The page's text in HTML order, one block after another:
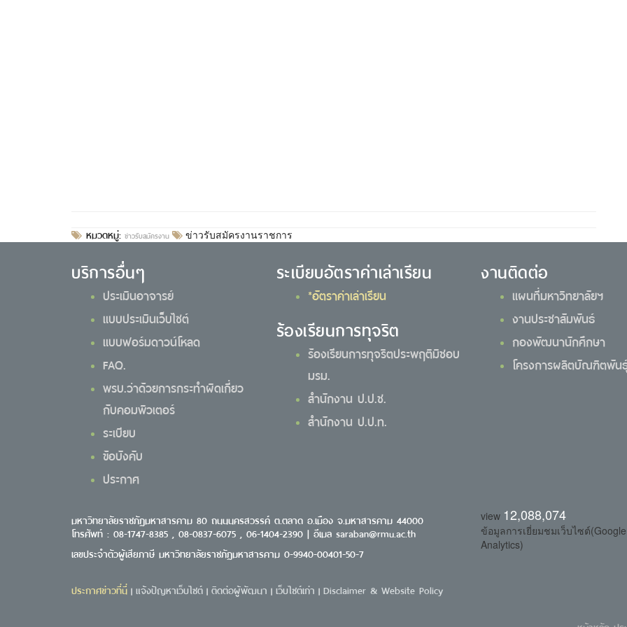
หมวดหมู่: ข่าวรับสมัครงาน ข่าวรับสมัครงานราชการ
บริการอื่นๆ
ประเมินอาจารย์
แบบประเมินเว็บไซต์
แบบฟอร์มดาวน์โหลด
FAQ.
พรบ.ว่าด้วยการกระทำผิดเกี่ยว
กับคอมพิวเตอร์
ระเบียบ
ข้อบังคับ
ประกาศ
ระเบียบอัตราค่าเล่าเรียน
*อัตราค่าเล่าเรียน
ร้องเรียนการทุจริต
ร้องเรียนการทุจริตประพฤติมิชอบ
มรม.
สำนักงาน ป.ป.ช.
สำนักงาน ป.ป.ท.
งานติดต่อ
แผนที่มหาวิทยาลัยฯ
งานประชาสัมพันธ์
กองพัฒนานักศึกษา
โครงการผลิตบัณฑิตพัน
มหาวิทยาลัยราชภัฏมหาสารคาม 80 ถนนนครสวรรค์ ต.ตลาด อ.เมือง จ.มหาสารคาม 44000
โทรศัพท์ : 08-1747-8385 , 08-0837-6075 , 06-1404-2390 | อีเมล saraban@rmu.ac.th
เลขประจำตัวผู้เสียภาษี มหาวิทยาลัยราชภัฏมหาสารคาม 0-9940-00401-50-7
ประกาศข่าวที่นี่ | แจ้งปัญหาเว็บไซต์ | ติดต่อผู้พัฒนา | เว็บไซต์เก่า | Disclaimer & Website Policy
view 12,088,074
ข้อมูลการเยี่ยมชมเว็บไซต์(Google
Analytics)